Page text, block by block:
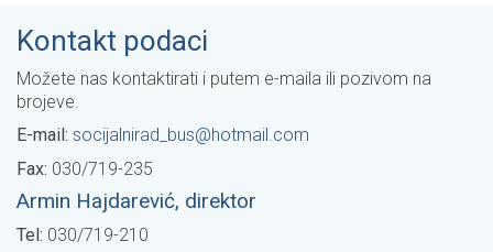
Kontakt podaci
Možete nas kontaktirati i putem e-maila ili pozivom na
brojeve.
E-mail: socijalnirad_bus@hotmail.com
Fax: 030/719-235
Armin Hajdarević, direktor
Tel: 030/719-210